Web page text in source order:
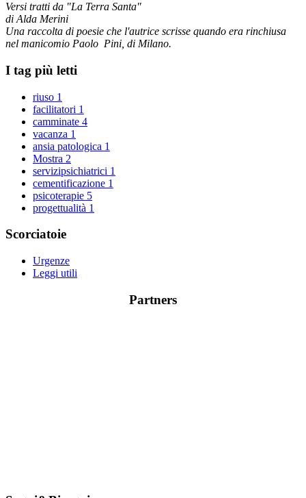
Versi tratti da "La Terra Santa"
di Alda Merini
Una raccolta di poesie che l'autrice scrisse quando era rinchiusa
nel manicomio Paolo Pini, di Milano.
I tag più letti
riuso 1
facilitatori 1
camminate 4
vacanza 1
ansia patologica 1
Mostra 2
servizipsichiatrici 1
cementificazione 1
psicoterapie 5
progettualità 1
Scorciatoie
Urgenze
Leggi utili
Partners